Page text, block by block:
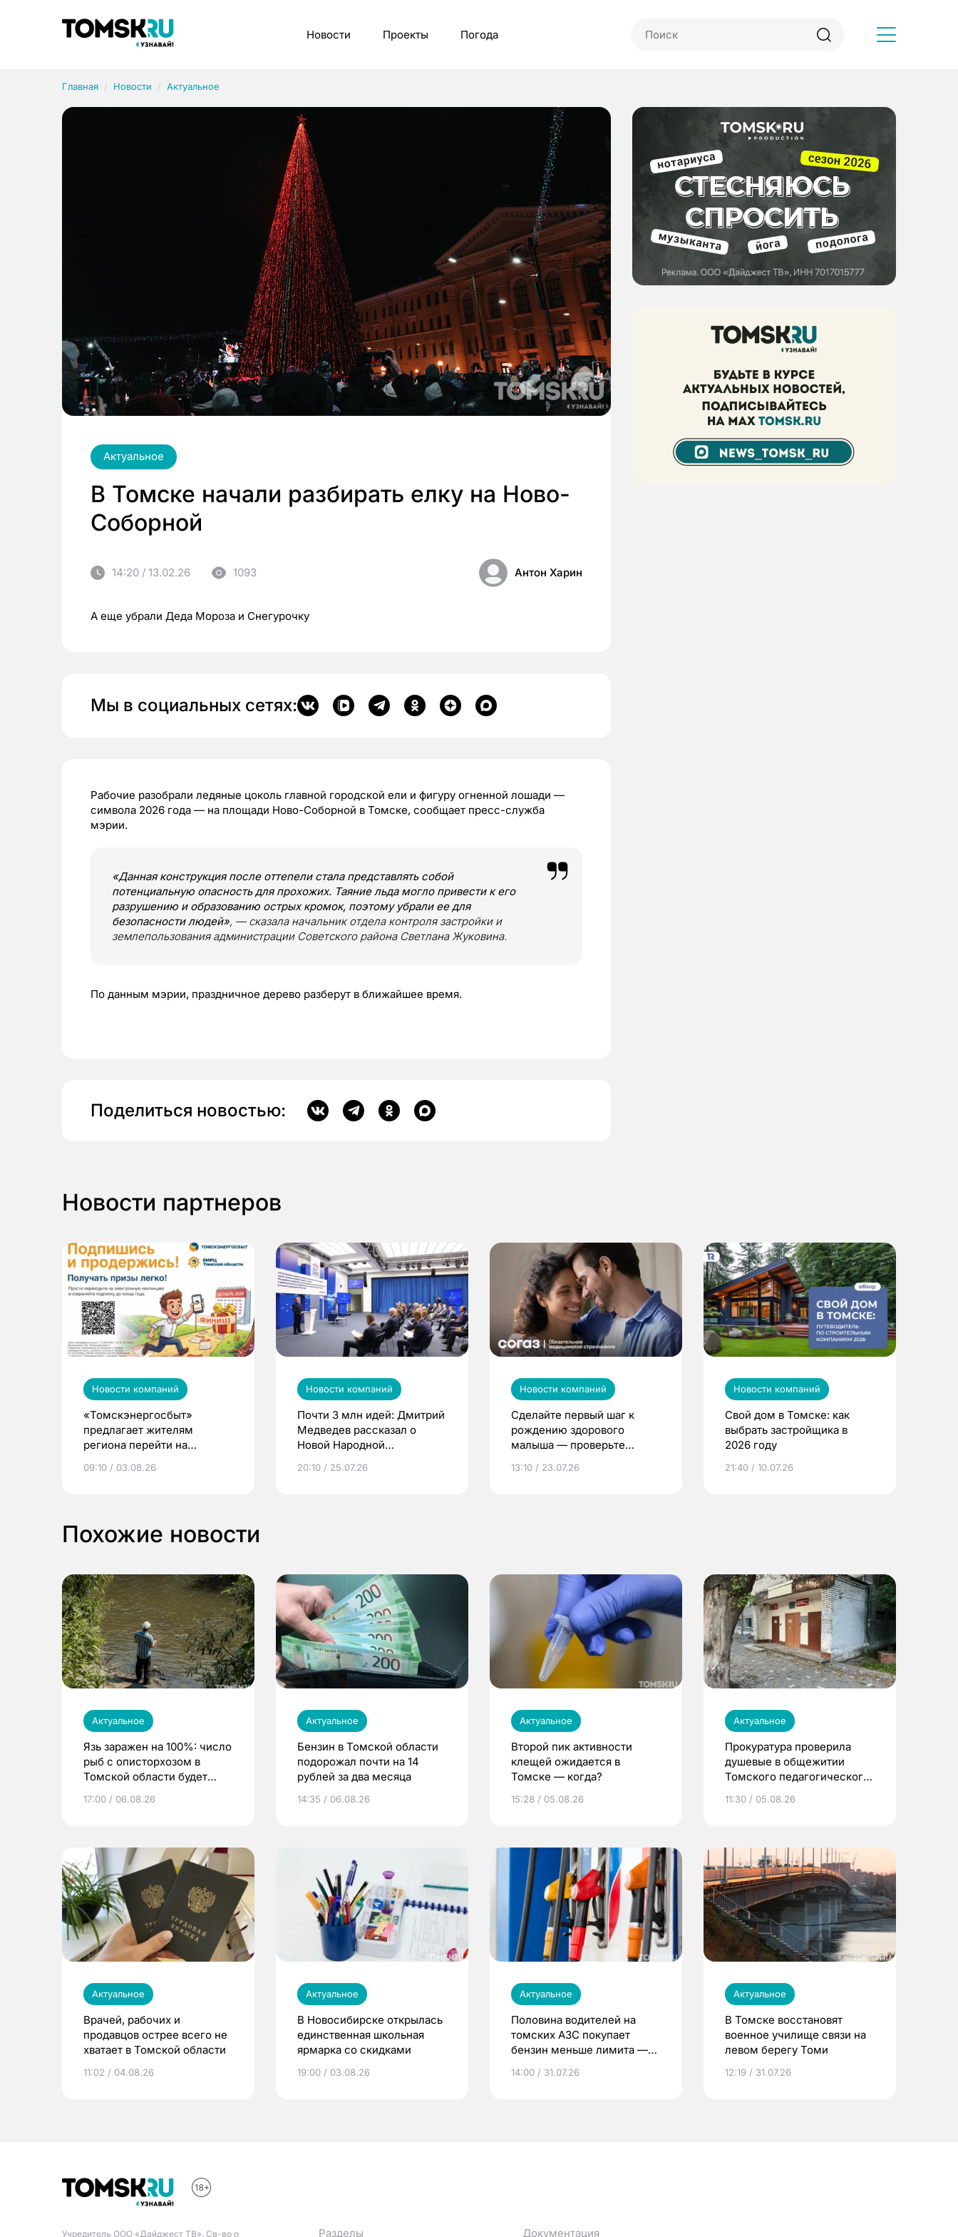
Новости Проекты Погода
Главная Новости Актуальное
Актуальное
В Томске начали разбирать елку на Ново-
Соборной
14:20 / 13.02.26 1093 Антон Харин
А еще убрали Деда Мороза и Снегурочку
Мы в социальных сетях:
Рабочие разобрали ледяные цоколь главной городской ели и фигуру огненной лошади —
символа 2026 года — на площади Ново-Соборной в Томске, сообщает пресс-служба
мэрии.
«Данная конструкция после оттепели стала представлять собой
потенциальную опасность для прохожих. Таяние льда могло привести к его
разрушению и образованию острых кромок, поэтому убрали ее для
безопасности людей», — сказала начальник отдела контроля застройки и
землепользования администрации Советского района Светлана Жуковина.
По данным мэрии, праздничное дерево разберут в ближайшее время.
Поделиться новостью:
Новости партнеров
Новости компаний
«Томскэнергосбыт»
предлагает жителям
региона перейти на
выиграть призы
09:10 / 03.08.26
Новости компаний
Почти 3 млн идей: Дмитрий
Медведев рассказал о
Новой Народной
20:10 / 25.07.26
Новости компаний
Сделайте первый шаг к
рождению здорового
малыша — проверьте
по ОМС!
13:10 / 23.07.26
Новости компаний
Свой дом в Томске: как
выбрать застройщика в
2026 году
21:40 / 10.07.26
Похожие новости
Актуальное
Язь заражен на 100%: число
рыб с описторхозом в
Томской области будет
17:00 / 06.08.26
Актуальное
Бензин в Томской области
подорожал почти на 14
рублей за два месяца
14:35 / 06.08.26
Актуальное
Второй пик активности
клещей ожидается в
Томске — когда?
15:28 / 05.08.26
Актуальное
Прокуратура проверила
душевые в общежитии
Томского педагогического
11:30 / 05.08.26
Актуальное
Врачей, рабочих и
продавцов острее всего не
хватает в Томской области
11:02 / 04.08.26
Актуальное
В Новосибирске открылась
единственная школьная
ярмарка со скидками
19:00 / 03.08.26
Актуальное
Половина водителей на
томских АЗС покупает
бензин меньше лимита —
14:00 / 31.07.26
Актуальное
В Томске восстановят
военное училище связи на
левом берегу Томи
12:19 / 31.07.26
Учредитель ООО «Дайджест ТВ». Св-во о Разделы Документация
Рубрики